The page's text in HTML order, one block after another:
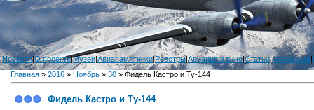
|Новости|О проекте|Музеи|Авиапамятники|Реестры|Авиация в кино|Статьи|Фотоархив|
Главная» 2016 » Ноябрь » 30» Фидель Кастро и Ту-144
Фидель Кастро и Ту-144